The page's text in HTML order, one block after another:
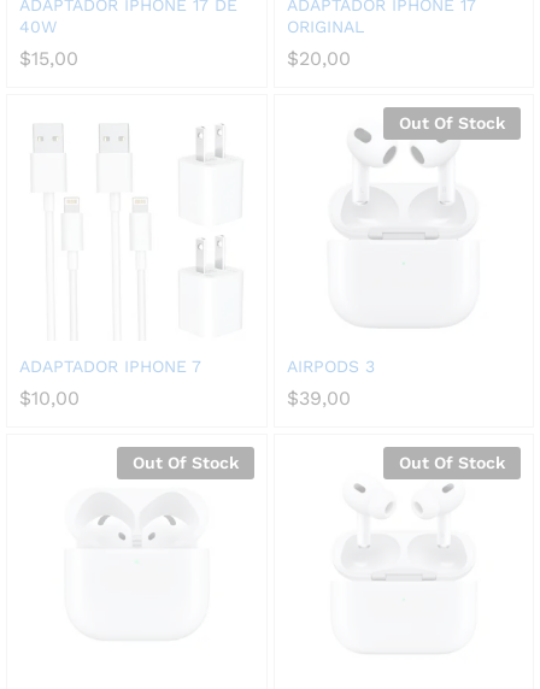
ADAPTADOR IPHONE 17 DE
40W
$15,00
ADAPTADOR IPHONE 17
ORIGINAL
$20,00
ADAPTADOR IPHONE 7
$10,00
Out Of Stock
AIRPODS 3
$39,00
Out Of Stock Out Of Stock